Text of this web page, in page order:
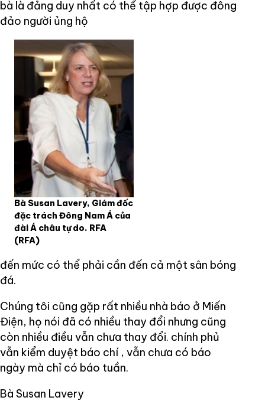
bà là đảng duy nhất có thể tập hợp được đông
đảo người ủng hộ
Bà Susan Lavery, Giám đốc
đặc trách Đông Nam Á của
đài Á châu tự do. RFA
(RFA)
đến mức có thể phải cần đến cả một sân bóng
đá.
Chúng tôi cũng gặp rất nhiều nhà báo ở Miến
Điện, họ nói đã có nhiều thay đổi nhưng cũng
còn nhiều điều vẫn chưa thay đổi. chính phủ
vẫn kiểm duyệt báo chí , vẫn chưa có báo
ngày mà chỉ có báo tuần.
Bà Susan Lavery